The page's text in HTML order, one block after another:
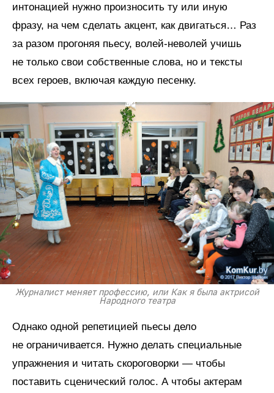
интонацией нужно произносить ту или иную
фразу, на чем сделать акцент, как двигаться… Раз
за разом прогоняя пьесу, волей-неволей учишь
не только свои собственные слова, но и тексты
всех героев, включая каждую песенку.
Журналист меняет профессию, или Как я была актрисой
Народного театра
Однако одной репетицией пьесы дело
не ограничивается. Нужно делать специальные
упражнения и читать скороговорки — чтобы
поставить сценический голос. А чтобы актерам